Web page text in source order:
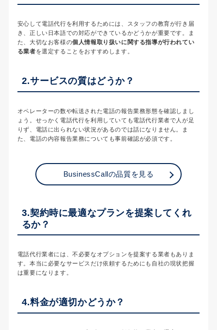
安心して電話代行を利用するためには、スタッフの教育が行き届
き、正しい日本語での対応ができているかどうかが重要です。ま
た、大切なお客様の個人情報取り扱いに関する指導が行われてい
る業者を選定することをおすすめします。
2.サービスの質はどうか？
オペレーターの数や転送された電話の報告業務形態を確認しまし
ょう。せっかく電話代行を利用していても電話代行業者で人が足
りず、電話に出られない状況があるのでは話になりません。ま
た、電話の内容報告業務についても事前確認が必須です。
BusinessCallの品質を見る
3.契約時に最適なプランを提案してくれ
るか？
電話代行業者には、不必要なオプションを提案する業者もありま
す。本当に必要なサービスだけ依頼するためにも自社の現状把握
は重要になります。
4.料金が適切かどうか？